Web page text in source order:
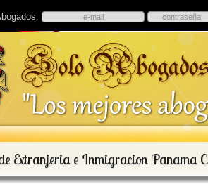
Extranjeria e Inmigracion Panama